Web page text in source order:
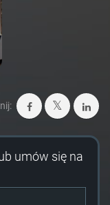
umów się na